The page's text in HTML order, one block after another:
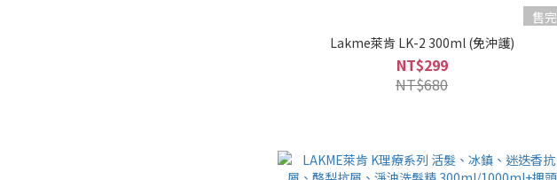
售完
Lakme萊肯 LK-2 300ml (免沖護)
NT$299
NT$680